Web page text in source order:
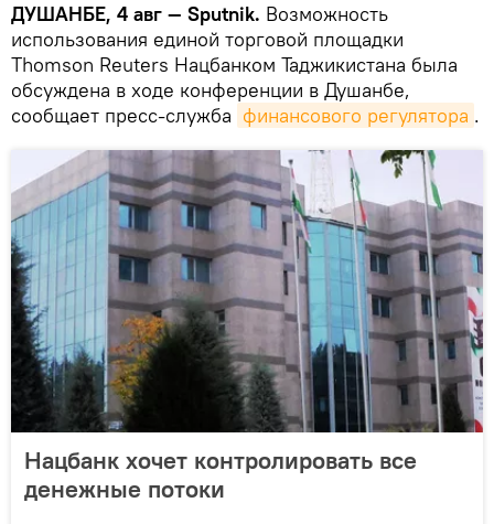
ДУШАНБЕ, 4 авг — Sputnik. Возможность
использования единой торговой площадки
Thomson Reuters Нацбанком Таджикистана была
обсуждена в ходе конференции в Душанбе,
сообщает пресс-служба финансового регулятора .
Нацбанк хочет контролировать все
денежные потоки